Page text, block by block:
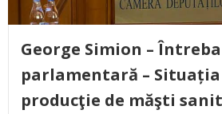
George Simion –
parlamentară –
producţie de măşti